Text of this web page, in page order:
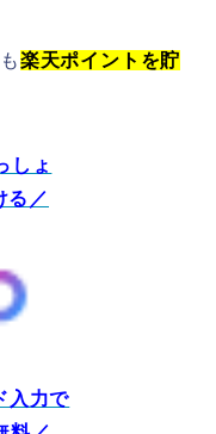
楽天ポイントを貯
しょ
る／
入力で